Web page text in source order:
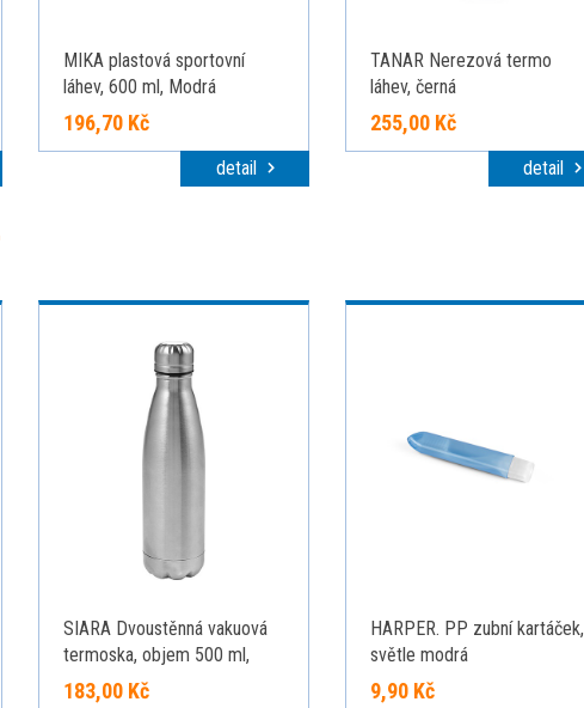
MIKA plastová sportovní
láhev, 600 ml, Modrá
196,70 Kč
detail
TANAR Nerezová termo
láhev, černá
255,00 Kč
detail
SIARA Dvoustěnná vakuová
termoska, objem 500 ml,
stříbrná
183,00 Kč
HARPER. PP zubní kartáček,
světle modrá
9,90 Kč